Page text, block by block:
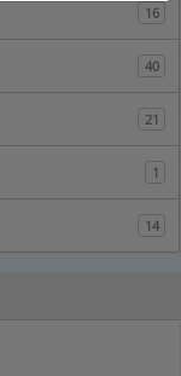
16
40
21
1
14